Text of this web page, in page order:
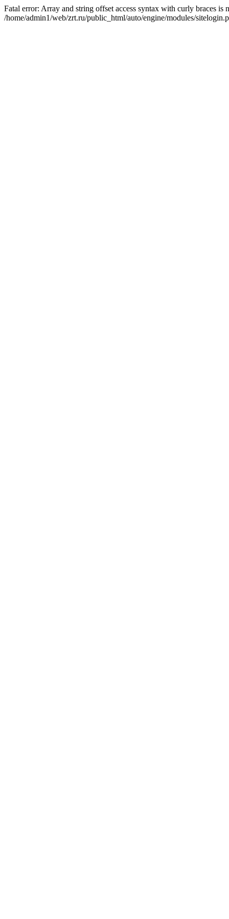
Fatal error: Array and string offset access syntax with curly braces is
/home/admin1/web/zrt.ru/public_html/auto/engine/modules/